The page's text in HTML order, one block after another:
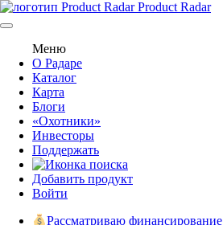
Product Radar
Меню
О Радаре
Каталог
Карта
Блоги
«Охотники»
Инвесторы
Поддержать
Добавить продукт
Войти
Рассматриваю финансирование